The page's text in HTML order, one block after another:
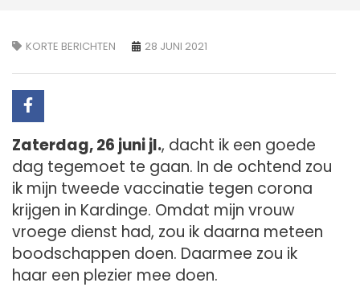
KORTE BERICHTEN 28 JUNI 2021
Zaterdag, 26 juni jl., dacht ik een goede
dag tegemoet te gaan. In de ochtend zou
ik mijn tweede vaccinatie tegen corona
krijgen in Kardinge. Omdat mijn vrouw
vroege dienst had, zou ik daarna meteen
boodschappen doen. Daarmee zou ik
haar een plezier mee doen.